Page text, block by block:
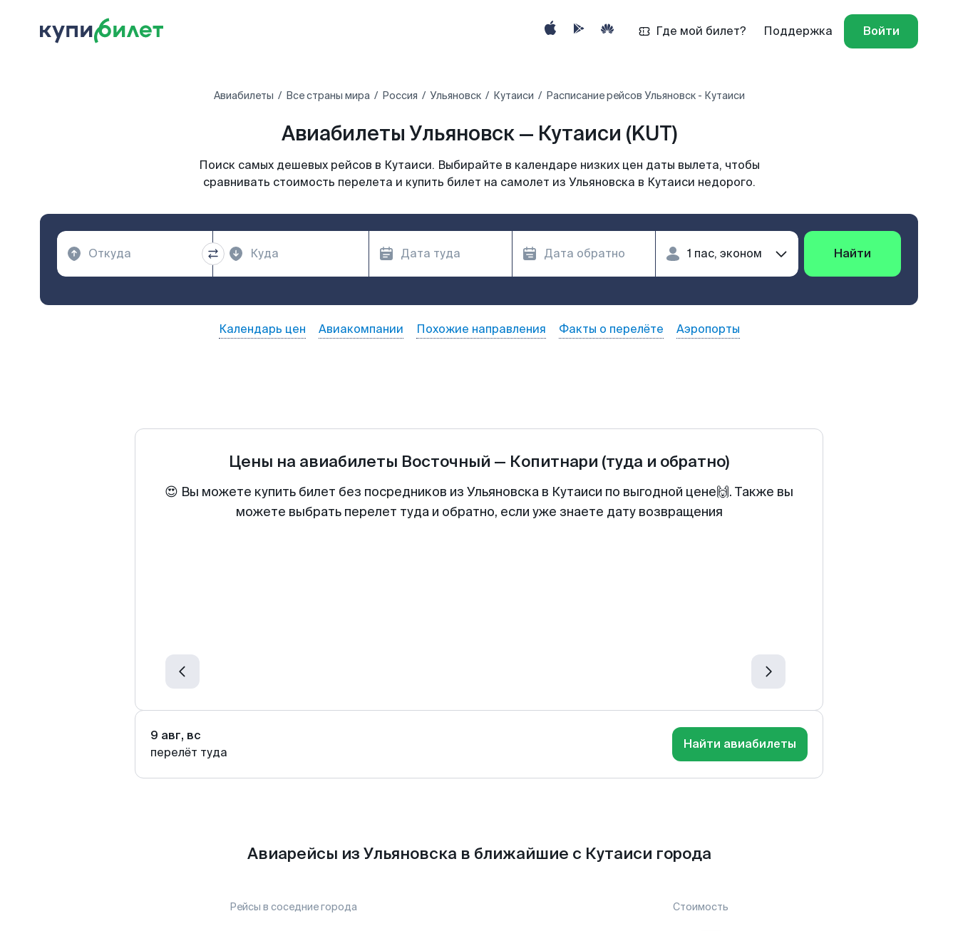
Где мой билет? Поддержка Войти
Авиабилеты Все страны мира Россия Ульяновск Кутаиси Расписание рейсов Ульяновск - Кутаиси
Авиабилеты Ульяновск — Кутаиси (KUT)
Поиск самых дешевых рейсов в Кутаиси. Выбирайте в календаре низких цен даты вылета, чтобы
сравнивать стоимость перелета и купить билет на самолет из Ульяновска в Кутаиси недорого.
Найти
Календарь цен Авиакомпании Похожие направления Факты о перелёте Аэропорты
Цены на авиабилеты Восточный — Копитнари (туда и обратно)
😍 Вы можете купить билет без посредников из Ульяновска в Кутаиси по выгодной цене🙌. Также вы
можете выбрать перелет туда и обратно, если уже знаете дату возвращения
9 авг, вс
перелёт туда
Найти авиабилеты
Авиарейсы из Ульяновска в ближайшие с Кутаиси города
Рейсы в соседние города Стоимость